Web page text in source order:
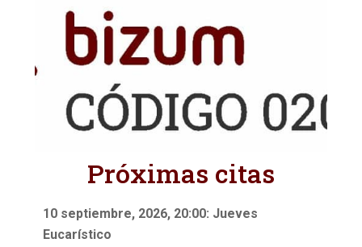
Próximas citas
10 septiembre, 2026, 20:00: Jueves
Eucarístico